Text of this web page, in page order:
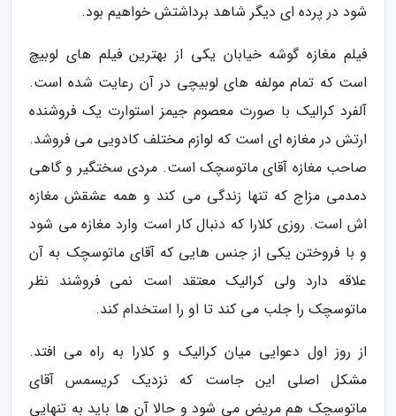
شود در پرده ای دیگر شاهد برداشتش خواهیم بود.
فیلم مغازه گوشه خیابان یکی از بهترین فیلم های لوبیچ
است که تمام مولفه های لوبیچی در آن رعایت شده است.
آلفرد کرالیک با صورت معصوم جیمز استوارت یک فروشنده
ارتش در مغازه ای است که لوازم مختلف کادویی می فروشد.
صاحب مغازه آقای ماتوسچک است. مردی سختگیر و گاهی
دمدمی مزاج که تنها زندگی می کند و همه عشقش مغازه
اش است. روزی کلارا که دنبال کار است وارد مغازه می شود
و با فروختن یکی از جنس هایی که آقای ماتوسچک به آن
علاقه دارد ولی کرالیک معتقد است نمی فروشند نظر
ماتوسچک را جلب می کند تا او را استخدام کند.
از روز اول دعوایی میان کرالیک و کلارا به راه می افتد.
مشکل اصلی این جاست که نزدیک کریسمس آقای
ماتوسچک هم مریض می شود و حالا آن ها باید به تنهایی